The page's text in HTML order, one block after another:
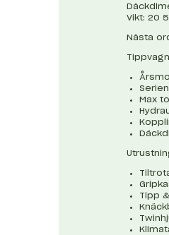
Vikt: 20
Nästa
Max
Tipp